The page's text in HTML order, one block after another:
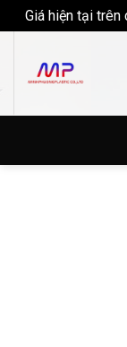
Giá hiện tại
content